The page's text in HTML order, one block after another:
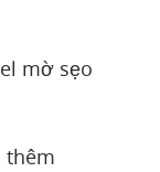
mờ sẹo
thêm